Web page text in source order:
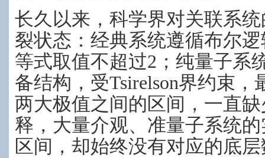
长久以来，科学界对关联系
裂状态：经典系统遵循布尔
等式取值不超过2；纯量子系
备结构，受Tsirelson界约束，
两大极值之间的区间，一直
释，大量介观、准量子系统
区间，却始终没有对应的底